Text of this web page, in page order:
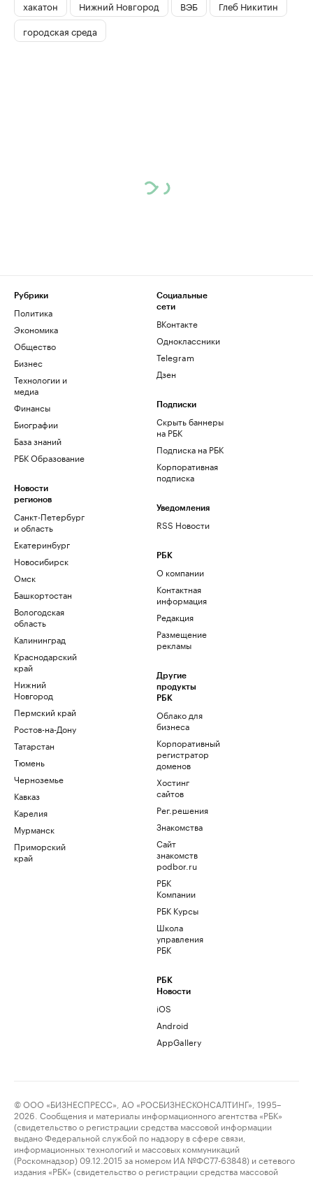
хакатон Нижний Новгород ВЭБ
Глеб Никитин
городская среда
Рубрики
Политика
Экономика
Общество
Бизнес
Технологии и
медиа
Финансы
Биографии
База знаний
РБК Образование
Новости
регионов
Санкт-Петербург
и область
Екатеринбург
Новосибирск
Омск
Башкортостан
Вологодская
область
Калининград
Краснодарский
край
Нижний
Новгород
Пермский край
Ростов-на-Дону
Татарстан
Тюмень
Черноземье
Кавказ
Карелия
Мурманск
Приморский
край
Социальные
сети
ВКонтакте
Одноклассники
Telegram
Дзен
Подписки
Скрыть баннеры
на РБК
Подписка на РБК
Корпоративная
подписка
Уведомления
RSS Новости
РБК
О компании
Контактная
информация
Редакция
Размещение
рекламы
Другие
продукты
РБК
Облако для
бизнеса
Корпоративный
регистратор
доменов
Хостинг
сайтов
Рег.решения
Знакомства
Сайт
знакомств
podbor.ru
РБК
Компании
РБК Курсы
Школа
управления
РБК
РБК
Новости
iOS
Android
AppGallery
© ООО «БИЗНЕСПРЕСС», АО «РОСБИЗНЕСКОНСАЛТИНГ», 1995–
2026. Сообщения и материалы информационного агентства «РБК»
(свидетельство о регистрации средства массовой информации
выдано Федеральной службой по надзору в сфере связи,
информационных технологий и массовых коммуникаций
(Роскомнадзор) 09.12.2015 за номером ИА №ФС77-63848) и сетевого
издания «РБК» (свидетельство о регистрации средства массовой